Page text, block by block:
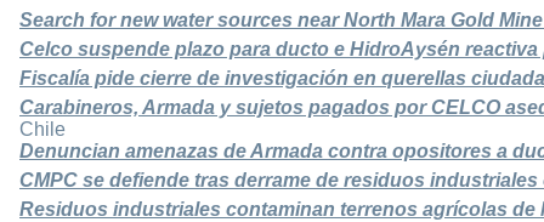
Search for new water sources near North Mara Gold
Celco suspende plazo para ducto e HidroAysén
Fiscalía pide cierre de investigación en querellas
Carabineros, Armada y sujetos pagados por CELCO
Chile
Denuncian amenazas de Armada contra opositores a
CMPC se defiende tras derrame de residuos industriales
Residuos industriales contaminan terrenos agrícolas de